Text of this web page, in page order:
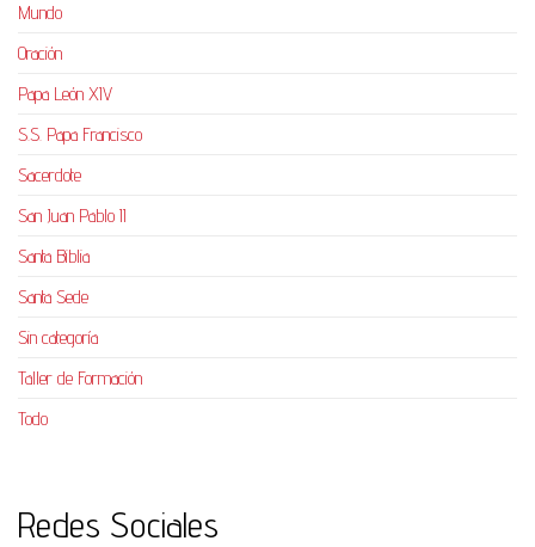
Mundo
Oración
Papa León XIV
S.S. Papa Francisco
Sacerdote
San Juan Pablo II
Santa Biblia
Santa Sede
Sin categoría
Taller de Formación
Todo
Redes Sociales